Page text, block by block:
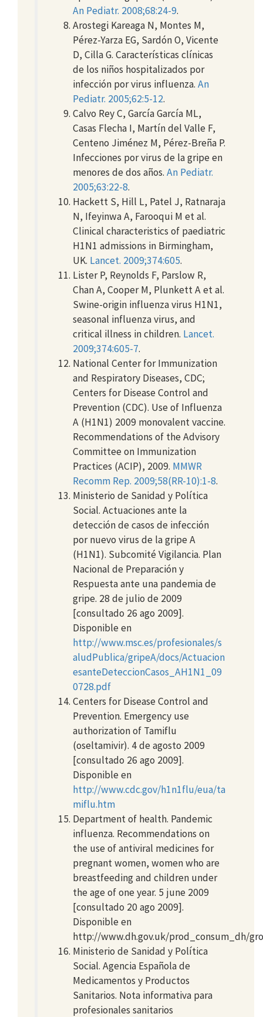
An Pediatr. 2008;68:24-9.
Arostegi Kareaga N, Montes M,
Pérez-Yarza EG, Sardón O, Vicente
D, Cilla G. Características clínicas
de los niños hospitalizados por
infección por virus influenza. An
Pediatr. 2005;62:5-12.
Calvo Rey C, García García ML,
Casas Flecha I, Martín del Valle F,
Centeno Jiménez M, Pérez-Breña P.
Infecciones por virus de la gripe en
menores de dos años. An Pediatr.
2005;63:22-8.
Hackett S, Hill L, Patel J, Ratnaraja
N, Ifeyinwa A, Farooqui M et al.
Clinical characteristics of paediatric
H1N1 admissions in Birmingham,
UK. Lancet. 2009;374:605.
Lister P, Reynolds F, Parslow R,
Chan A, Cooper M, Plunkett A et al.
Swine-origin influenza virus H1N1,
seasonal influenza virus, and
critical illness in children. Lancet.
2009;374:605-7.
National Center for Immunization
and Respiratory Diseases, CDC;
Centers for Disease Control and
Prevention (CDC). Use of Influenza
A (H1N1) 2009 monovalent vaccine.
Recommendations of the Advisory
Committee on Immunization
Practices (ACIP), 2009. MMWR
Recomm Rep. 2009;58(RR-10):1-8.
Ministerio de Sanidad y Política
Social. Actuaciones ante la
detección de casos de infección
por nuevo virus de la gripe A
(H1N1). Subcomité Vigilancia. Plan
Nacional de Preparación y
Respuesta ante una pandemia de
gripe. 28 de julio de 2009
[consultado 26 ago 2009].
Disponible en
http://www.msc.es/profesionales/s
aludPublica/gripeA/docs/Actuacion
esanteDeteccionCasos_AH1N1_09
0728.pdf
Centers for Disease Control and
Prevention. Emergency use
authorization of Tamiflu
(oseltamivir). 4 de agosto 2009
[consultado 26 ago 2009].
Disponible en
http://www.cdc.gov/h1n1flu/eua/ta
miflu.htm
Department of health. Pandemic
influenza. Recommendations on
the use of antiviral medicines for
pregnant women, women who are
breastfeeding and children under
the age of one year. 5 june 2009
[consultado 20 ago 2009].
Disponible en
http://www.dh.gov.uk/prod_consum_dh/
Ministerio de Sanidad y Política
Social. Agencia Española de
Medicamentos y Productos
Sanitarios. Nota informativa para
profesionales sanitarios